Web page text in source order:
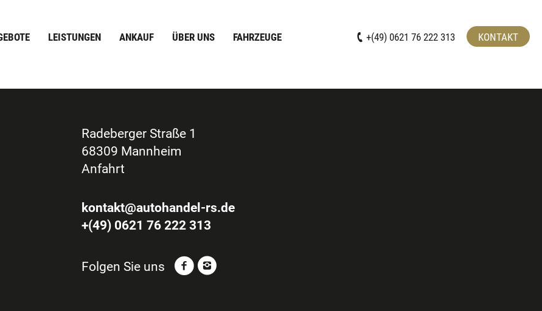
LEISTUNGEN ANKAUF ÜBER UNS FAHRZEUGE +(49) 0621 76 222 313 KONTAKT
Radeberger Straße 1
68309 Mannheim
Anfahrt
kontakt@autohandel-rs.de
+(49) 0621 76 222 313
Folgen Sie uns